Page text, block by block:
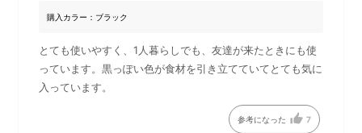
平面、たこ焼き、深鍋の3枚の
プレートに、プレート取替え
用ハンドル、シリコンマット
パエリアやビビンバなど、焼
き料理の幅が広がる平面プレ
購入カラー：ブラック
とても使いやすく、1人暮らしでも、友達が来たときにも使
っています。黒っぽい色が食材を引き立てていてとても気に
入っています。
参考になった 7